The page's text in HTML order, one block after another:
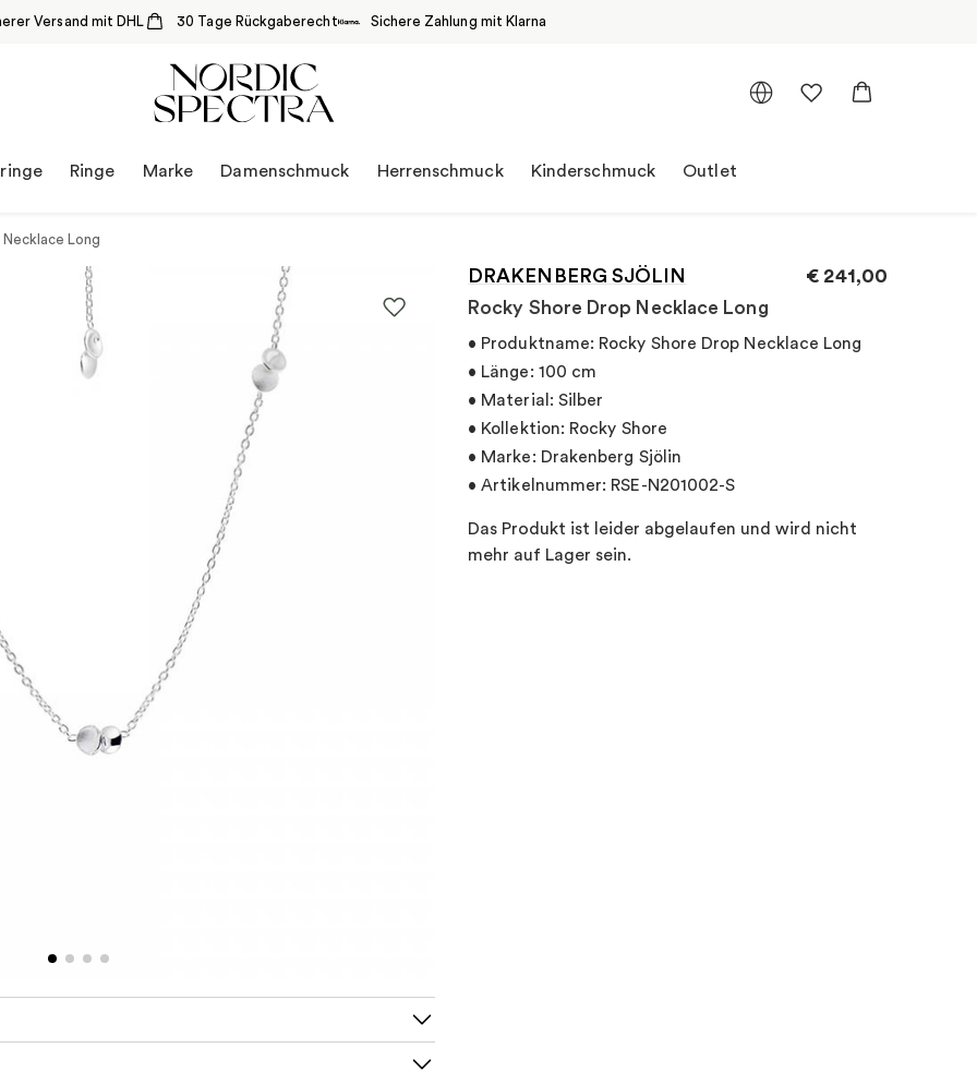
Versand mit DHL 30 Tage Rückgaberecht Sichere Zahlung mit Klarna
Ringe Marke Damenschmuck Herrenschmuck Kinderschmuck Outlet
Necklace Long
DRAKENBERG SJÖLIN
Rocky Shore Drop Necklace Long
€ 241,00
• Produktname: Rocky Shore Drop Necklace Long
• Länge: 100 cm
• Material: Silber
• Kollektion: Rocky Shore
• Marke: Drakenberg Sjölin
• Artikelnummer: RSE-N201002-S
Das Produkt ist leider abgelaufen und wird nicht
mehr auf Lager sein.